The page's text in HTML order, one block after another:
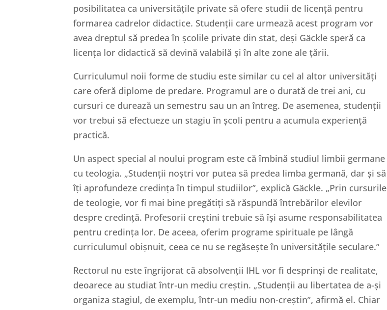
posibilitatea ca universitățile private să ofere studii de licență pentru
formarea cadrelor didactice. Studenții care urmează acest program vor
avea dreptul să predea în școlile private din stat, deși Gäckle speră ca
licența lor didactică să devină valabilă și în alte zone ale țării.
Curriculumul noii forme de studiu este similar cu cel al altor universități
care oferă diplome de predare. Programul are o durată de trei ani, cu
cursuri ce durează un semestru sau un an întreg. De asemenea, studenții
vor trebui să efectueze un stagiu în școli pentru a acumula experiență
practică.
Un aspect special al noului program este că îmbină studiul limbii germane
cu teologia. „Studenții noștri vor putea să predea limba germană, dar și să
îți aprofundeze credința în timpul studiilor”, explică Gäckle. „Prin cursurile
de teologie, vor fi mai bine pregătiți să răspundă întrebărilor elevilor
despre credință. Profesorii creștini trebuie să își asume responsabilitatea
pentru credința lor. De aceea, oferim programe spirituale pe lângă
curriculumul obișnuit, ceea ce nu se regăsește în universitățile seculare.”
Rectorul nu este îngrijorat că absolvenții IHL vor fi desprinși de realitate,
deoarece au studiat într-un mediu creștin. „Studenții au libertatea de a-și
organiza stagiul, de exemplu, într-un mediu non-creștin”, afirmă el. Chiar